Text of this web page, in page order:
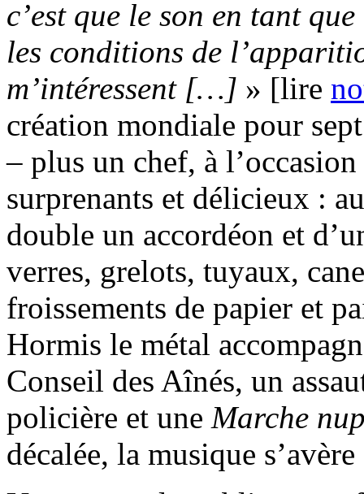
c’est que le son en tant
les conditions de
m’intéressent […] » [lire
création mondiale pour
– plus un chef, à
surprenants et délicieux :
double un accordéon et
verres, grelots, tuyaux,
froissements de papier et
Hormis le métal
Conseil des Aînés, un
policière et une Marche
décalée, la musique